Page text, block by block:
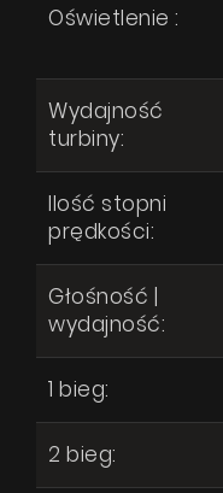
Oświetlenie :
Wydajność
turbiny:
Ilość stopni
prędkości:
Głośność |
wydajność:
1 bieg:
2 bieg: